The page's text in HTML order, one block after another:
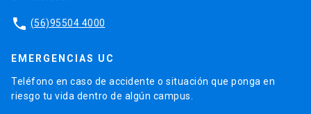
phone (56)95504 4000
EMERGENCIAS UC
Teléfono en caso de accidente o situación que ponga en
riesgo tu vida dentro de algún campus.